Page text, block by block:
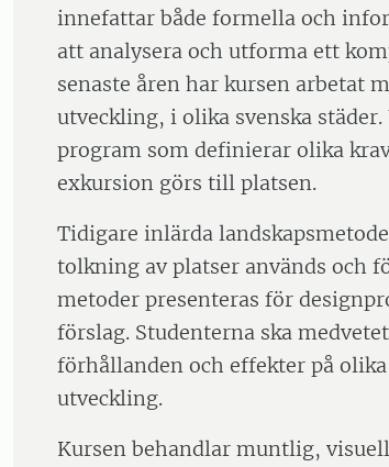
innefattar både formella och
att analysera och utforma ett
senaste åren har kursen arbetat
utveckling, i olika svenska
program som definierar olika
exkursion görs till platsen.
Tidigare inlärda
tolkning av platser används och
metoder presenteras för
förslag. Studenterna ska
förhållanden och effekter på
utveckling.
Kursen behandlar muntlig,